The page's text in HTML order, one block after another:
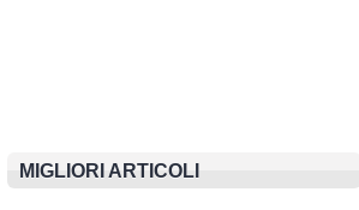
MIGLIORI ARTICOLI